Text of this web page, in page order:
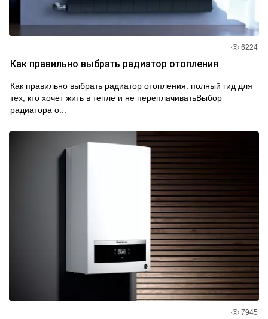
6224
Как правильно выбрать радиатор отопления
Как правильно выбрать радиатор отопления: полный гид для
тех, кто хочет жить в тепле и не переплачиватьВыбор
радиатора о...
7945